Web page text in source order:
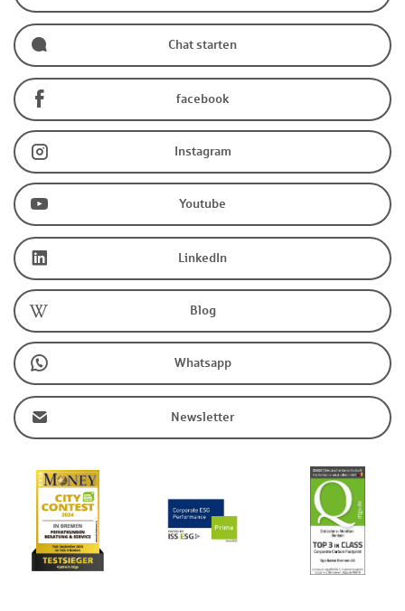
Chat starten
facebook
Instagram
Youtube
LinkedIn
Blog
Whatsapp
Newsletter